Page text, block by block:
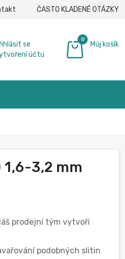
ČASTO KLADENÉ OTÁZKY
se
účtu
0
Můj košík
3,2 mm
prodejní tým vytvoří
podobných slitin